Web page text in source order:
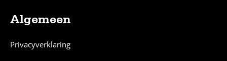
Algemeen
Privacyverklaring